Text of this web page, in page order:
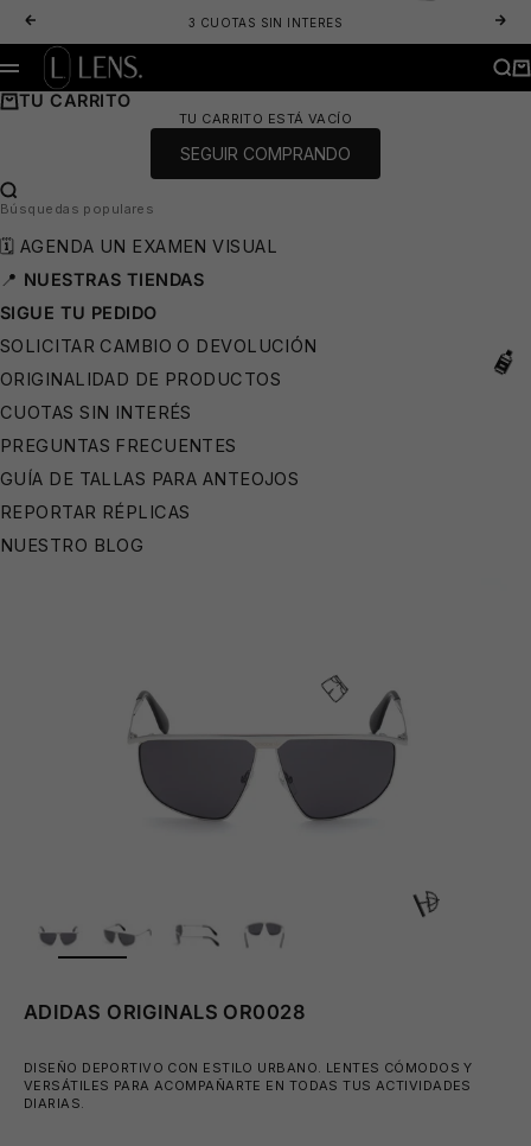
ANTERIOR
3 CUOTAS SIN INTERES
LENS. OPTICA ONLINE - LENTES DE SOL Y ANTEOJOS ÓPTICOS
MENÚ
TU CARRITO
TU CARRITO ESTÁ VACÍO
SEGUIR COMPRANDO
BUSCAR…
Búsquedas populares
🗓️ AGENDA UN EXAMEN VISUAL
📍 NUESTRAS TIENDAS
SIGUE TU PEDIDO
SOLICITAR CAMBIO O DEVOLUCIÓN
ORIGINALIDAD DE PRODUCTOS
CUOTAS SIN INTERÉS
PREGUNTAS FRECUENTES
GUÍA DE TALLAS PARA ANTEOJOS
REPORTAR RÉPLICAS
NUESTRO BLOG
ZOOM
ADIDAS ORIGINALS OR0028
DISEÑO DEPORTIVO CON ESTILO URBANO. LENTES CÓMODOS Y
VERSÁTILES PARA ACOMPAÑARTE EN TODAS TUS ACTIVIDADES
DIARIAS.